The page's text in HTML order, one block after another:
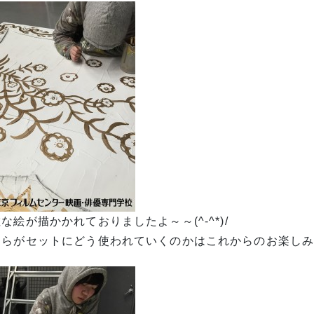
絵が描かかれておりましたよ～～(^-^*)/
がセットにどう使われていくのかはこれからのお楽しみ